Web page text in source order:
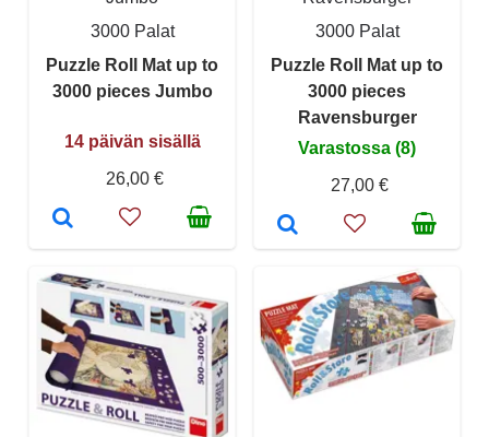
3000 Palat
Puzzle Roll Mat up to
3000 pieces Jumbo
14 päivän sisällä
26,00 €
3000 Palat
Puzzle Roll Mat up to
3000 pieces
Ravensburger
Varastossa (8)
27,00 €